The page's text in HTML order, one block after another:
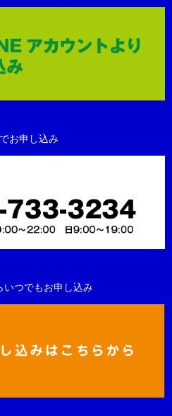
お申し込み
いつでもお申し込み